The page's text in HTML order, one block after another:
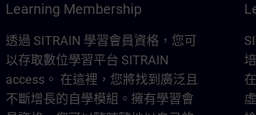
Learning Membership
透過 SITRAIN 學習會員資格，您可
以存取數位學習平台 SITRAIN
access。 在這裡，您將找到廣泛且
不斷增長的自學模組。擁有學習會